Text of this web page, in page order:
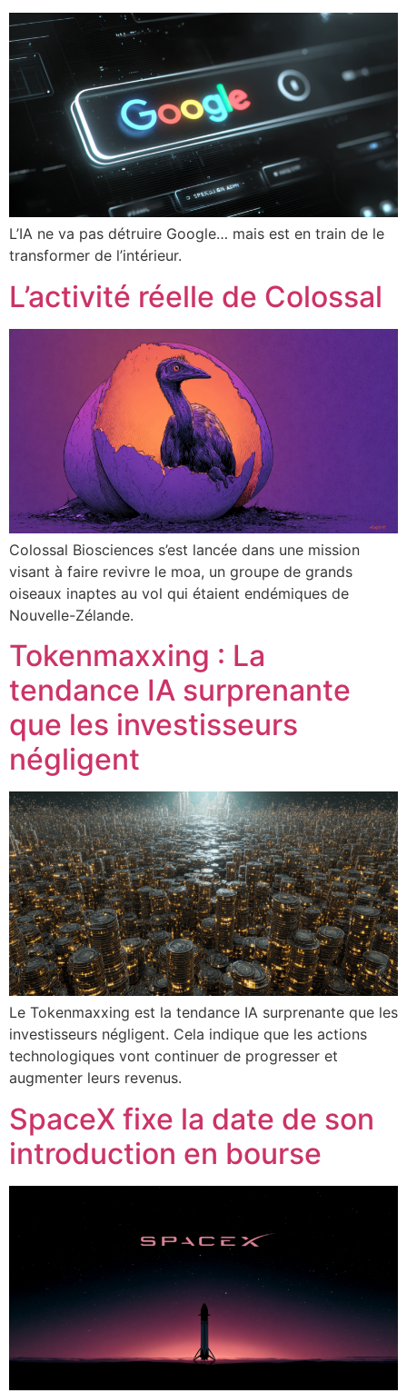
L’IA ne va pas détruire Google… mais est en train de le
transformer de l’intérieur.
L’activité réelle de Colossal
Colossal Biosciences s’est lancée dans une mission
visant à faire revivre le moa, un groupe de grands
oiseaux inaptes au vol qui étaient endémiques de
Nouvelle-Zélande.
Tokenmaxxing : La
tendance IA surprenante
que les investisseurs
négligent
Le Tokenmaxxing est la tendance IA surprenante que les
investisseurs négligent. Cela indique que les actions
technologiques vont continuer de progresser et
augmenter leurs revenus.
SpaceX fixe la date de son
introduction en bourse